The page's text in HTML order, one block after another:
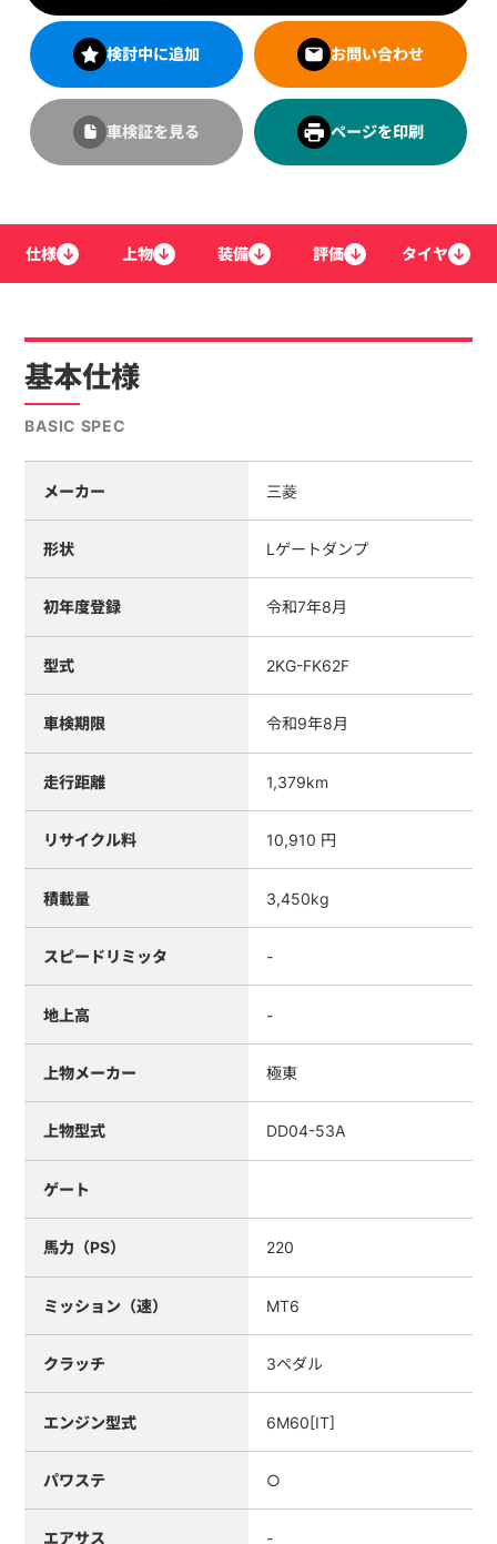
検討中に追加 お問い合わせ
車検証を見る ページを印刷
仕様 ↓ 上物 ↓ 装備 ↓ 評価 ↓ タイヤ ↓
基本仕様
BASIC SPEC
メーカー 三菱
形状 Lゲートダンプ
初年度登録 令和7年8月
型式 2KG-FK62F
車検期限 令和9年8月
走行距離 1,379km
リサイクル料 10,910 円
積載量 3,450kg
スピードリミッタ -
地上高 -
上物メーカー 極東
上物型式 DD04-53A
ゲート
馬力（PS） 220
ミッション（速） MT6
クラッチ 3ペダル
エンジン型式 6M60[IT]
パワステ ○
エアサス -